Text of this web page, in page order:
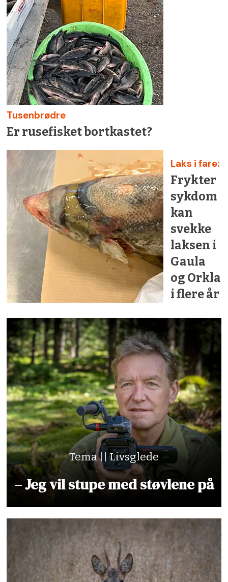
Tusenbrødre
Er rusefisket bortkastet?
Laks i fare:
Frykter
sykdom
kan
svekke
laksen i
Gaula
og Orkla
i flere år
Tema || Livsglede
– Jeg vil stupe med støvlene på